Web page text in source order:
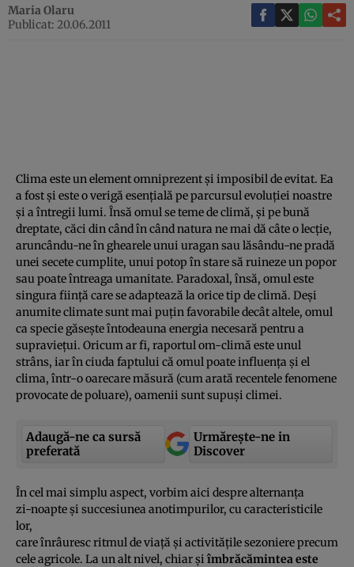
Maria Olaru
Publicat: 20.06.2011
Clima este un element omniprezent şi imposibil de evitat. Ea
a fost şi este o verigă esenţială pe parcursul evoluţiei noastre
şi a întregii lumi. Însă omul se teme de climă, şi pe bună
dreptate, căci din când în când natura ne mai dă câte o lecţie,
aruncându-ne în ghearele unui uragan sau lăsându-ne pradă
unei secete cumplite, unui potop în stare să ruineze un popor
sau poate întreaga umanitate. Paradoxal, însă, omul este
singura fiinţă care se adaptează la orice tip de climă. Deşi
anumite climate sunt mai puţin favorabile decât altele, omul
ca specie găseşte întodeauna energia necesară pentru a
supravieţui. Oricum ar fi, raportul om-climă este unul
strâns, iar în ciuda faptului că omul poate influenţa şi el
clima, într-o oarecare măsură (cum arată recentele fenomene
provocate de poluare), oamenii sunt supuşi climei.
Adaugă-ne ca sursă
preferată
Urmărește-ne in
Discover
În cel mai simplu aspect, vorbim aici despre alternanţa
zi-noapte şi succesiunea anotimpurilor, cu caracteristicile
lor,
care înrâuresc ritmul de viaţă şi activităţile sezoniere precum
cele agricole. La un alt nivel, chiar şi îmbrăcămintea este